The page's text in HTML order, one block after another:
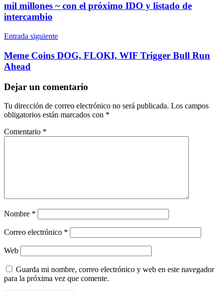
entradas
mil millones ~ con el próximo IDO y listado de
intercambio
Entrada siguiente
Meme Coins DOG, FLOKI, WIF Trigger Bull Run
Ahead
Dejar un comentario
Tu dirección de correo electrónico no será publicada. Los campos
obligatorios están marcados con *
Comentario *
Nombre *
Correo electrónico *
Web
Guarda mi nombre, correo electrónico y web en este navegador
para la próxima vez que comente.